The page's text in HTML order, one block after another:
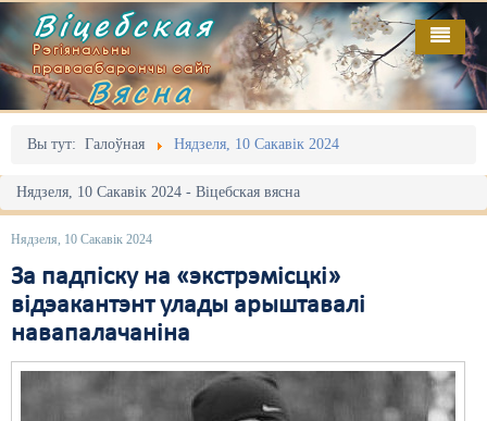
Віцебская
Рэгіянальны
праваабарончы сайт
Вясна
Вы тут: Галоўная Нядзеля, 10 Сакавік 2024
Нядзеля, 10 Сакавік 2024 - Віцебская вясна
Нядзеля, 10 Сакавік 2024
За падпіску на «экстрэмісцкі»
відэакантэнт улады арыштавалі
навапалачаніна
Галоўная
Адміністрацыйны перасьлед
Акцыі
Выбары
Грамадзянскія ініцыятывы
Дзяржава
Выданьні
Відэа
Пра нас
RSS